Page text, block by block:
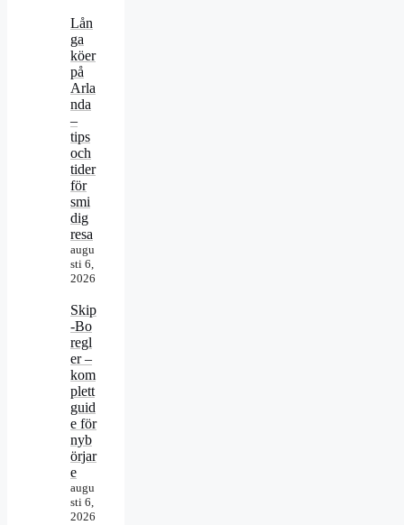
Lån
ga
köer
på
Arla
nda
–
tips
och
tider
för
smi
dig
resa
augu
sti 6,
2026
Skip
-Bo
regl
er –
kom
plett
guid
e för
nyb
örjar
e
augu
sti 6,
2026